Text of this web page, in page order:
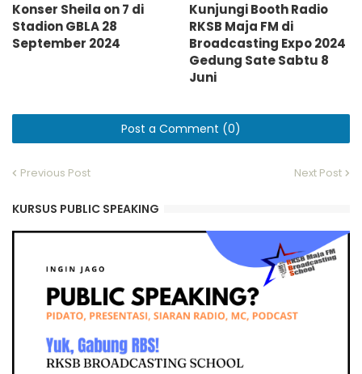
Konser Sheila on 7 di
Stadion GBLA 28
September 2024
Kunjungi Booth Radio
RKSB Maja FM di
Broadcasting Expo 2024
Gedung Sate Sabtu 8
Juni
Post a Comment (0)
Previous Post Next Post
KURSUS PUBLIC SPEAKING